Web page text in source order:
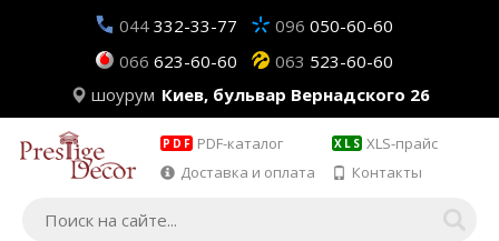
044 332-33-77 096 050-60-60
066 623-60-60 063 523-60-60
шоурум Киев, бульвар Вернадского 26
PDF PDF-каталог XLS XLS-прайс
Доставка и оплата
Контакты